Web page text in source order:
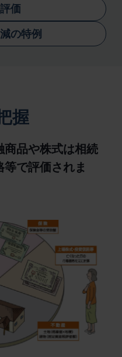
いだ広い土地
くれた自宅兼賃貸マ
価
の特例
握
商品や株式は相続
で評価されま